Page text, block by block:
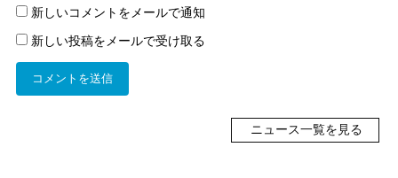
新しいコメントをメールで通知
新しい投稿をメールで受け取る
ニュース一覧を見る